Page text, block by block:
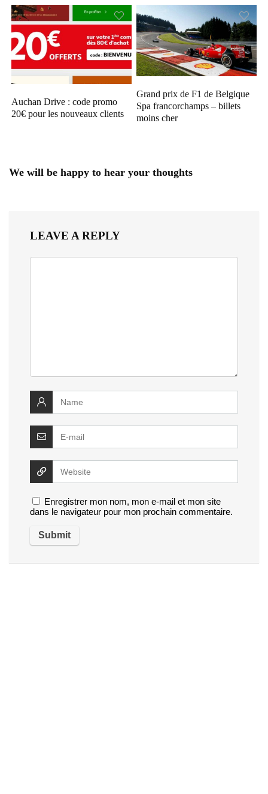
Auchan Drive : code promo
20€ pour les nouveaux clients
Grand prix de F1 de Belgique
Spa francorchamps – billets
moins cher
We will be happy to hear your thoughts
LEAVE A REPLY
Enregistrer mon nom, mon e-mail et mon site
dans le navigateur pour mon prochain commentaire.